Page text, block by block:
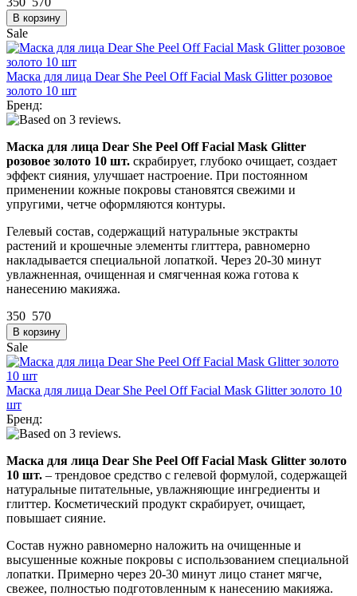
Sale
Маска для лица Dear She Peel Off Facial Mask Glitter розовое
золото 10 шт
Бренд:
Маска для лица Dear She Peel Off Facial Mask Glitter
розовое золото 10 шт. скрабирует, глубоко очищает, создает
эффект сияния, улучшает настроение. При постоянном
применении кожные покровы становятся свежими и
упругими, четче оформляются контуры.
Гелевый состав, содержащий натуральные экстракты
растений и крошечные элементы глиттера, равномерно
накладывается специальной лопаткой. Через 20-30 минут
увлажненная, очищенная и смягченная кожа готова к
нанесению макияжа.
350 570
Sale
Маска для лица Dear She Peel Off Facial Mask Glitter золото 10
шт
Бренд:
Маска для лица Dear She Peel Off Facial Mask Glitter золото
10 шт. – трендовое средство с гелевой формулой, содержащей
натуральные питательные, увлажняющие ингредиенты и
глиттер. Косметический продукт скрабирует, очищает,
повышает сияние.
Состав нужно равномерно наложить на очищенные и
высушенные кожные покровы с использованием специальной
лопатки. Примерно через 20-30 минут лицо станет мягче,
свежее, полностью подготовленным к нанесению макияжа.